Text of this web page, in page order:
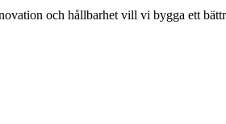
och hållbarhet vill vi bygga ett